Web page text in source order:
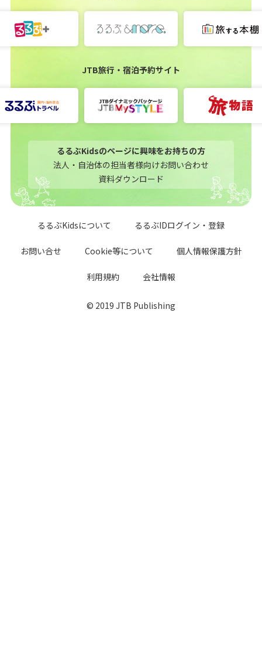
JTB旅行・宿泊予約サイト
るるぶKidsのページに興味をお持ちの方
法人・自治体の担当者様向けお問い合わせ
資料ダウンロード
るるぶKidsについて るるぶIDログイン・登録
お問い合せ Cookie等について 個人情報保護方針
利用規約 会社情報
© 2019 JTB Publishing